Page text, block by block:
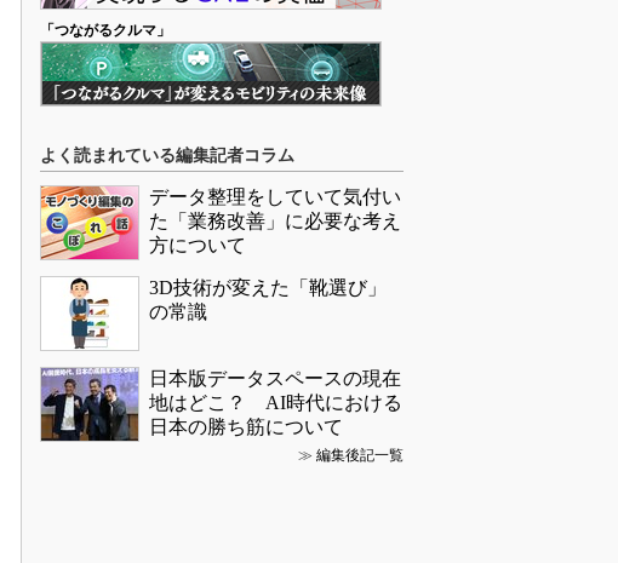
「つながるクルマ」
よく読まれている編集記者コラム
データ整理をしていて気付い
た「業務改善」に必要な考え
方について
3D技術が変えた「靴選び」
の常識
日本版データスペースの現在
地はどこ？ AI時代における
日本の勝ち筋について
≫ 編集後記一覧